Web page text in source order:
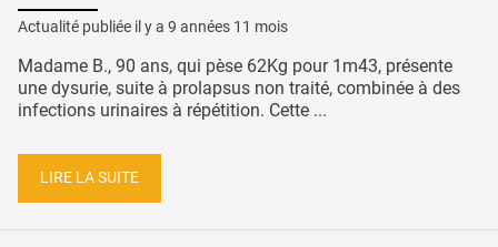
Actualité publiée il y a 9 années 11 mois
Madame B., 90 ans, qui pèse 62Kg pour 1m43, présente
une dysurie, suite à prolapsus non traité, combinée à des
infections urinaires à répétition. Cette ...
LIRE LA SUITE